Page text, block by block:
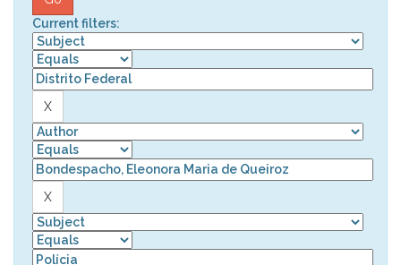
Current filters: